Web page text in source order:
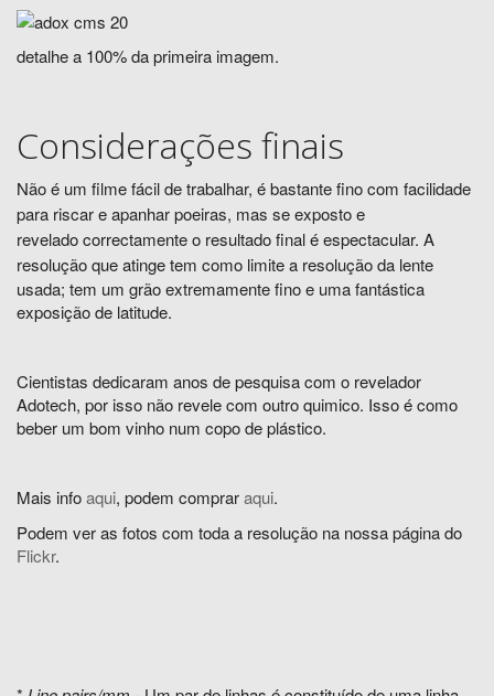
detalhe a 100% da primeira imagem.
Considerações finais
Não é um filme fácil de trabalhar, ébastante fino com facilidade
para riscar e apanhar poeiras, mas se exposto e
reveladocorrectamenteo resultado final é espectacular. A
resolução que atingetem como limite a resolução da lente
usada; tem um grão extremamente fino e uma fantástica
exposição de latitude.
Cientistas dedicaram anos de pesquisa com o revelador
Adotech, por isso não revele com outro quimico. Isso é como
beber um bom vinho num copo de plástico.
Mais infoaqui, podem compraraqui.
Podem ver as fotos com toda a resolução na nossa página do
Flickr.